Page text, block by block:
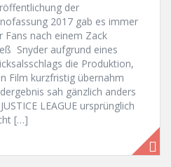
der
2017 gab es immer
Fans nach einem Zack
Snyder aufgrund eines
die Produktion,
Film kurzfristig übernahm
sah gänzlich anders
LEAGUE ursprünglich
[…]